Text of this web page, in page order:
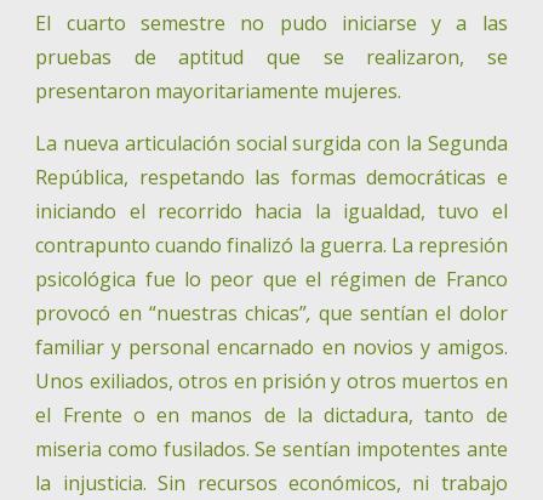
El cuarto semestre no pudo iniciarse y a las
pruebas de aptitud que se realizaron, se
presentaron mayoritariamente mujeres.
La nueva articulación social surgida con la Segunda
República, respetando las formas democráticas e
iniciando el recorrido hacia la igualdad, tuvo el
contrapunto cuando finalizó la guerra. La represión
psicológica fue lo peor que el régimen de Franco
provocó en “nuestras chicas”, que sentían el dolor
familiar y personal encarnado en novios y amigos.
Unos exiliados, otros en prisión y otros muertos en
el Frente o en manos de la dictadura, tanto de
miseria como fusilados. Se sentían impotentes ante
la injusticia. Sin recursos económicos, ni trabajo